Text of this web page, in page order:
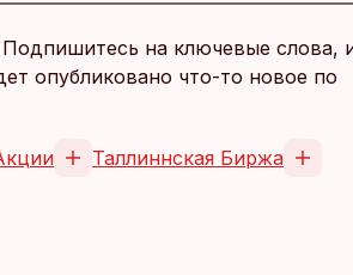
Подпишитесь на ключевые слова,
опубликовано что-то новое по
Таллиннская Биржа